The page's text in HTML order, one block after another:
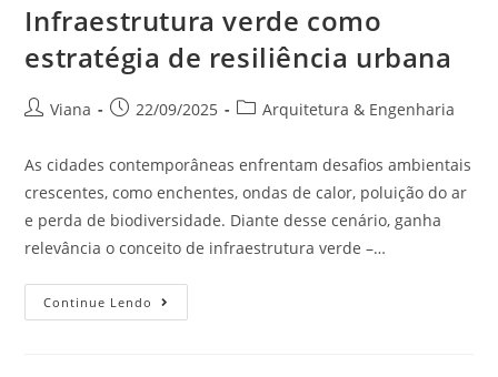
Infraestrutura verde como
estratégia de resiliência urbana
Viana 22/09/2025 Arquitetura & Engenharia
As cidades contemporâneas enfrentam desafios ambientais
crescentes, como enchentes, ondas de calor, poluição do ar
e perda de biodiversidade. Diante desse cenário, ganha
relevância o conceito de infraestrutura verde –…
Continue Lendo